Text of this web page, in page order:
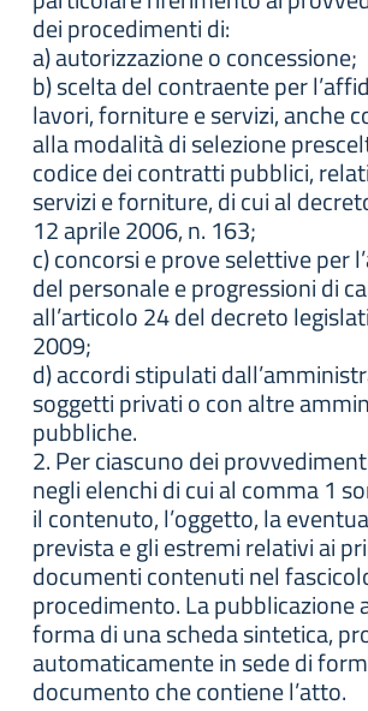
dei procedimenti di:
a) autorizzazione o concessione;
b) scelta del contraente per
lavori, forniture e servizi, anche
alla modalità di selezione
codice dei contratti pubblici,
servizi e forniture, di cui al
12 aprile 2006, n. 163;
c) concorsi e prove selettive per
del personale e progressioni di
all’articolo 24 del decreto
2009;
d) accordi stipulati
soggetti privati o con altre
pubbliche.
2. Per ciascuno dei
negli elenchi di cui al comma 1
il contenuto, l’oggetto, la
prevista e gli estremi relativi ai
documenti contenuti nel
procedimento. La pubblicazione
forma di una scheda sintetica,
automaticamente in sede di
documento che contiene l’atto.